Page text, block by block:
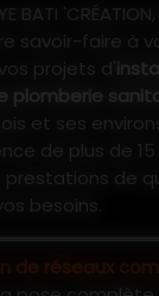
BATI
savoir-faire à
projets d'
plomberie
et ses
de plus de 15
prestations de
besoins.
de réseaux